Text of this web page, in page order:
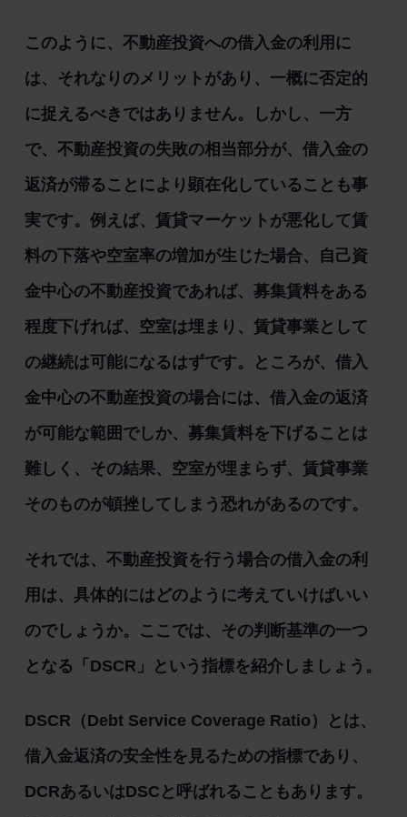
このように、不動産投資への借入金の利用に
は、それなりのメリットがあり、一概に否定的
に捉えるべきではありません。しかし、一方
で、不動産投資の失敗の相当部分が、借入金の
返済が滞ることにより顕在化していることも事
実です。例えば、賃貸マーケットが悪化して賃
料の下落や空室率の増加が生じた場合、自己資
金中心の不動産投資であれば、募集賃料をある
程度下げれば、空室は埋まり、賃貸事業として
の継続は可能になるはずです。ところが、借入
金中心の不動産投資の場合には、借入金の返済
が可能な範囲でしか、募集賃料を下げることは
難しく、その結果、空室が埋まらず、賃貸事業
そのものが頓挫してしまう恐れがあるのです。
それでは、不動産投資を行う場合の借入金の利
用は、具体的にはどのように考えていけばいい
のでしょうか。ここでは、その判断基準の一つ
となる「DSCR」という指標を紹介しましょう。
DSCR（Debt Service Coverage Ratio）とは、
借入金返済の安全性を見るための指標であり、
DCRあるいはDSCと呼ばれることもあります。